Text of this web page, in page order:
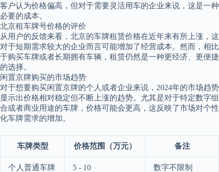
客户认为价格偏高，但对于需要灵活用车的企业来说，这是一种
必要的成本。
北京租车牌号价格的评价
从用户的反馈来看，北京的车牌租赁价格在近年来有所上涨，这
对于短期需求较大的企业而言可能增加了经营成本。然而，相比
于购买车牌或者长期拥有车辆，租赁仍然是一种更经济、更便捷
的选择。
闲置京牌购买的市场趋势
对于想要购买闲置京牌的个人或者企业来说，2024年的市场趋势
显示出价格相对稳定但不断上涨的趋势。尤其是对于特定数字组
合或者商业用途的车牌，价格可能会更高，这反映了市场对个性
化车牌需求的增加。
车牌类型 价格范围（万元） 备注
个人普通车牌 5 - 10 数字不限制